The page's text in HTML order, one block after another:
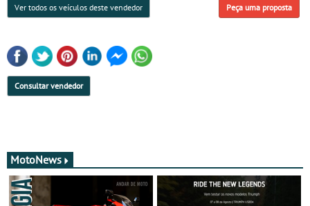
Ver todos os veículos deste vendedor Peça uma proposta
Consultar vendedor
MotoNews